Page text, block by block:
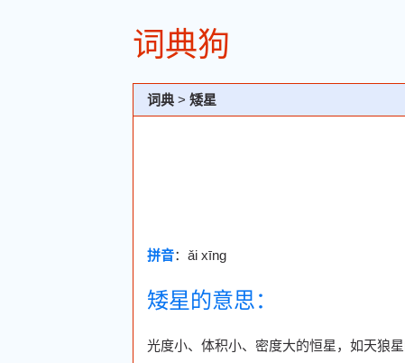
词典狗
词典 > 矮星
拼音：ǎi xīng
矮星的意思：
光度小、体积小、密度大的恒星，如天狼星